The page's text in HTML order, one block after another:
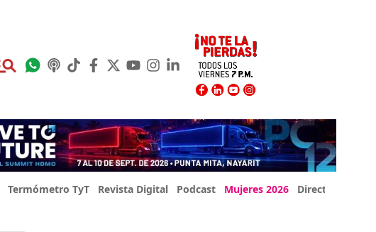
Termómetro TyT Revista Digital Podcast Mujeres 2026 Directorio Expo